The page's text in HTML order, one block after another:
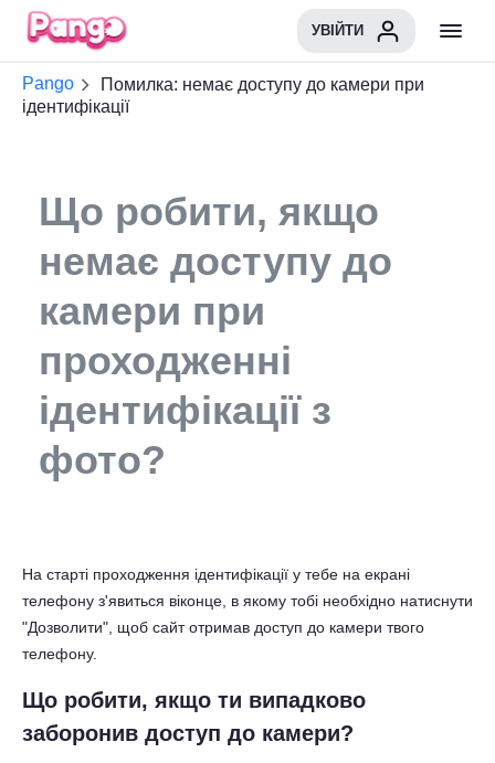
УВІЙТИ
Pango
Помилка: немає доступу до камери при
ідентифікації
Що робити, якщо
немає доступу до
камери при
проходженні
ідентифікації з
фото?
На старті проходження ідентифікації у тебе на екрані
телефону з'явиться віконце, в якому тобі необхідно натиснути
"Дозволити", щоб сайт отримав доступ до камери твого
телефону.
Що робити, якщо ти випадково
заборонив доступ до камери?